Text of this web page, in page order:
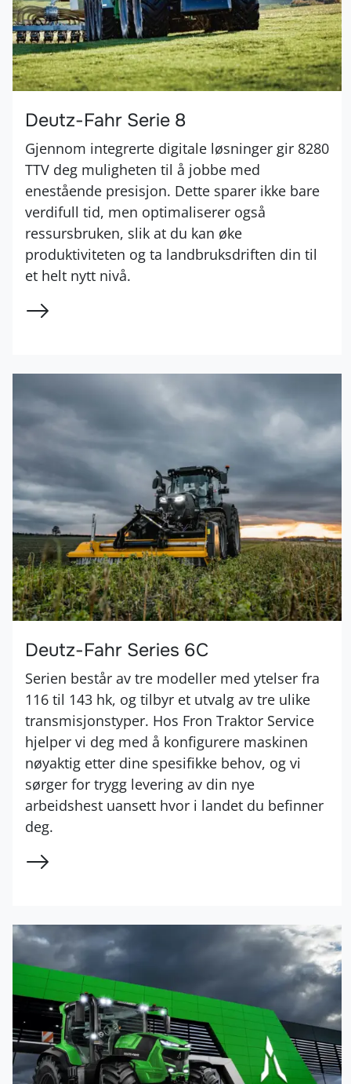
Deutz-Fahr Serie 8
Gjennom integrerte digitale løsninger gir 8280
TTV deg muligheten til å jobbe med
enestående presisjon. Dette sparer ikke bare
verdifull tid, men optimaliserer også
ressursbruken, slik at du kan øke
produktiviteten og ta landbruksdriften din til
et helt nytt nivå.
Deutz-Fahr Series 6C
Serien består av tre modeller med ytelser fra
116 til 143 hk, og tilbyr et utvalg av tre ulike
transmisjonstyper. Hos Fron Traktor Service
hjelper vi deg med å konfigurere maskinen
nøyaktig etter dine spesifikke behov, og vi
sørger for trygg levering av din nye
arbeidshest uansett hvor i landet du befinner
deg.